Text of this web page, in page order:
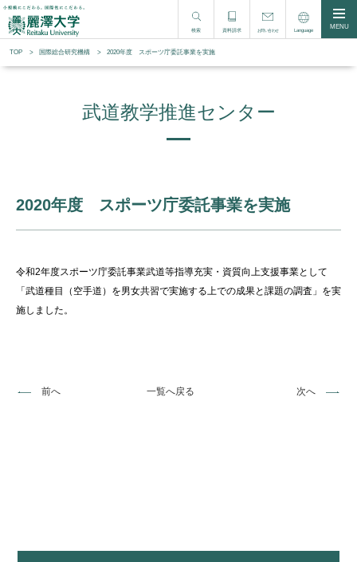
検索 資料請求 お問い合わせ Language MENU
TOP 国際総合研究機構 2020年度 スポーツ庁委託事業を実施
武道教学推進センター
2020年度 スポーツ庁委託事業を実施
令和2年度スポーツ庁委託事業武道等指導充実・資質向上支援事業として
「武道種目（空手道）を男女共習で実施する上での成果と課題の調査」を実
施しました。
前へ 一覧へ戻る 次へ